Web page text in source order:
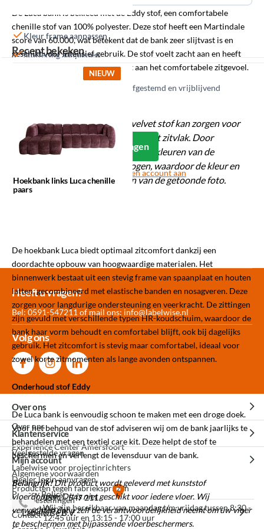
De Luca bank is bekleed met de Eddy stof, een comfortabele
chenille stof van 100% polyester. Deze stof heeft een Martindale
score van 60.000, wat betekent dat de bank zeer slijtvast is en
geschikt voor intensief gebruik. De stof voelt zacht aan en heeft
een luxe uitstraling, wat bijdraagt aan het comfortabele zitgevoel.
Let op: de structuur van de velvet stof kan zorgen voor
shading, een soort schaduw op het zitvlak. Door
verschillend lichtinval kunnen de kleuren van de
verschillende delen anders ogen, waardoor de kleur en
het uiterlijk kunnen afwijken van de getoonde foto.
De hoekbank Luca biedt optimaal zitcomfort dankzij een
doordachte opbouw van hoogwaardige materialen. Het
binnenwerk bestaat uit een stevig frame van spaanplaat en houten
latten, gecombineerd met elastische banden en nosagveren. Deze
zorgen voor langdurige ondersteuning en veerkracht. De zittingen
zijn gevuld met verschillende typen HR-koudschuim, waardoor de
bank haar vorm behoudt en comfortabel blijft, ook bij dagelijks
gebruik. Het zitcomfort is stevig maar comfortabel, ideaal voor
zowel korte zitmomenten als lange avonden ontspannen.
Onderhoud stof Eddy
De Luca bank is eenvoudig schoon te maken met een droge doek.
Voor het behoud van de stof adviseren wij om de bank jaarlijks te
behandelen met een textiel care kit. Deze helpt de stof te
beschermen en verlengt de levensduur van de bank.
Belangrijk!Dit product wordt geleverd met kunststof
vloerdoppen. Dit is niet geschikt voor iedere vloer. Wij
verwachten dat u zelf de verantwoordelijkheid neemt om uw vloer
te beschermen met bijpassende vloerbeschermers.
Kleur frame aanpassen
Stoffering aanpassen
Alle maatwerk wordt in overleg afgestemd en vrijblijvend
Login om offerte aan te vragen
Vraag een account aan
Recent bekeken
Hoekbank links Luca chenille
paars
NIEUW
Meer dan 30.000
producten op voorraad
Experience
Center Amersfoort
Producten uit
eigen fabriek
Heeft u vragen?
Bel: 0591-547211 of mail ons: info@labelwise.nl
Volg ons
Over ons
Over ons
Experience Center Amersfoort
Labelwise voor projectinrichters
Producten tegen fabrieksprijzen
3D modellen
Klantenservice
Veelgestelde vragen
Algemene voorwaarden
Privacy Policy
Contact
Mijn account
Dealer login aanvragen
Mijn bestellingen
0591 - 547 211
Wij zijn bereikbaar van maandag t/m vrijdag tussen 8:30 -
12:45 uur en 13:15 - 17:00 uur
Labelwise B.V.